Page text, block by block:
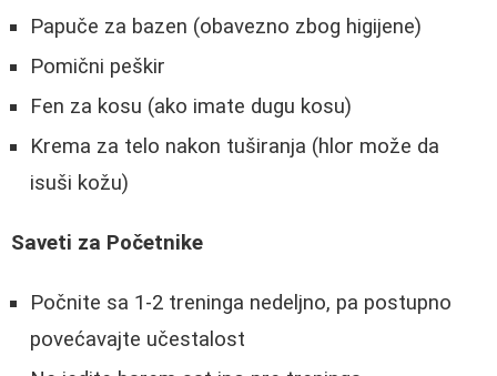
Papuče za bazen (obavezno zbog higijene)
Pomični peškir
Fen za kosu (ako imate dugu kosu)
Krema za telo nakon tuširanja (hlor može da
isuši kožu)
Saveti za Početnike
Počnite sa 1-2 treninga nedeljno, pa postupno
povećavajte učestalost